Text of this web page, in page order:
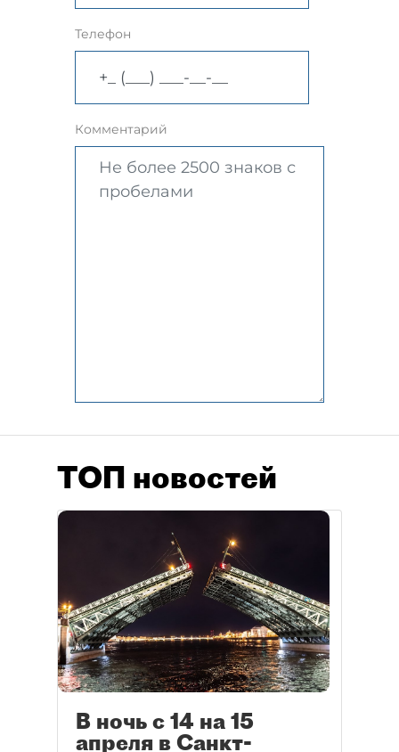
Телефон
Комментарий
ТОП новостей
В ночь с 14 на 15
апреля в Санкт-